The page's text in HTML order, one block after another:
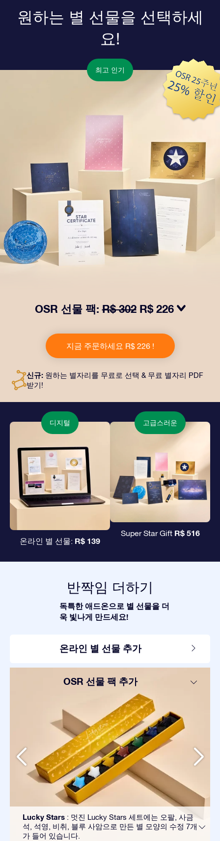
원하는 별 선물을 선택하세
요!
최고 인기
OSR 선물 팩:R$ 302 R$ 226
투와 퍼스널라이즈 문서가 선택한 주소로 발송되고 디지
털 문서가 제공되며 무료로 OSR 앱을 이용할 수 있습니
다. OSR Gift Pack은 친구나 사랑하는 사람에게 영원히
지금 주문하세요 R$ 226 !
신규: 원하는 별자리를 무료로 선택 & 무료 별자리 PDF
받기!
디지털
온라인 별 선물: R$ 139
고급스러운
Super Star Gift R$ 516
반짝임 더하기
독특한 애드온으로 별 선물을 더
욱 빛나게 만드세요!
온라인 별 선물 추가
OSR 선물 팩 추가
Lucky Stars : 멋진 Lucky Stars 세트에는 오팔, 사금
석, 석영, 비취, 블루 사암으로 만든 별 모양의 수정 7개
가 들어 있습니다.